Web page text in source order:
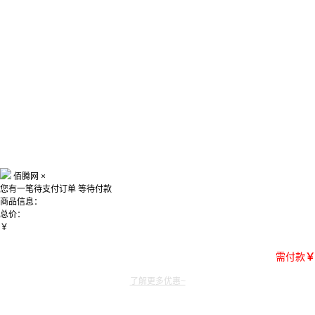
佰腾网 ×
您有一笔待支付订单 等待付款
商品信息：
总价：
￥
需付款￥
了解更多优惠~